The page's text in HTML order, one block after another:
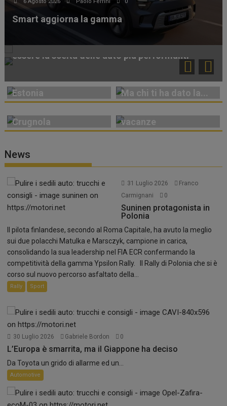
Smart aggiorna la gamma
7 Agosto 2026 Paolo Ferrini
Perché i volanti in Alcantara continuano a
essere la scelta delle auto più performanti
Appuntamento in
Estonia
Ma chi ti ha dato la...
Crugnola
vacanze
News
31 Luglio 2026
Franco
Carmignani
0
Suninen protagonista in
Polonia
Il pilota finlandese, secondo al Roma Capitale, ha avuto la meglio
sui due polacchi Matulka e Marsczyk, campione in carica,
consolidando la sua leadership nel FIA ECR confermando la
competitività della gamma Ypsilon Rally. Il Rally di Polonia che si è
corso sul nuovo percorso asfaltato della...
Rally Sport
30 Luglio 2026 Gabriele Bordon 0
L’Europa è smarrita, ma il Giappone ha deciso
Da Toyota un grido di allarme ed un...
Automotive